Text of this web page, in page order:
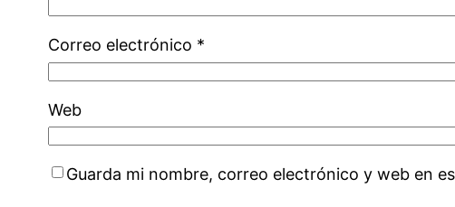
Correo electrónico *
Web
Guarda mi nombre, correo electrónico y web en